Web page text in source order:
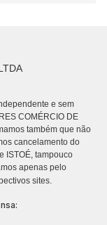
e sem
COMÉRCIO DE
também que não
cancelamento do
ISTOÉ, tampouco
apenas pelo
sites.